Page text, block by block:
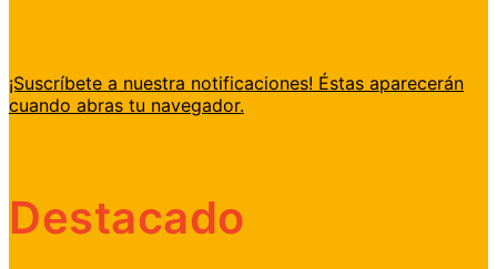
¡Suscríbete a nuestra notificaciones! Éstas aparecerán
cuando abras tu navegador.
Destacado